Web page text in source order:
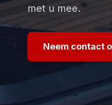
met u mee.
Neem contact